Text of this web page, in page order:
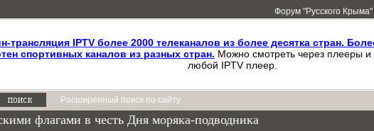
Форум "Русского Крыма"
трансляция IPTV более 2000 телеканалов из более десятка стран.
спортивных каналов из разных стран. Можно смотреть через плееры
любой IPTV плеер.
Расширенный поиск по сайту
флагами в честь Дня моряка-подводника